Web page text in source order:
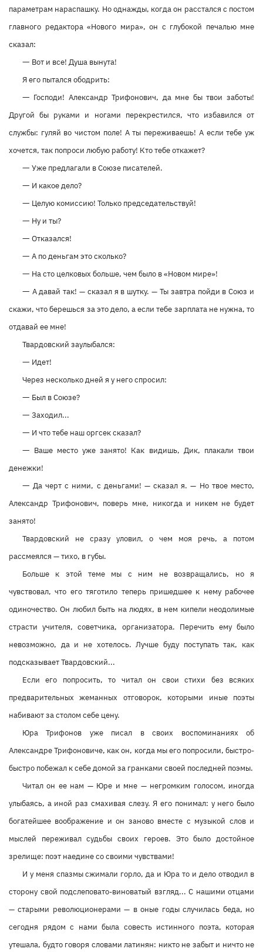
параметрам нараспашку. Но однажды, когда он расстался с постом
главного редактора «Нового мира», он с глубокой печалью мне
сказал:
— Вот и все! Душа вынута!
Я его пытался ободрить:
— Господи! Александр Трифонович, да мне бы твои заботы!
Другой бы руками и ногами перекрестился, что избавился от
службы: гуляй во чистом поле! А ты переживаешь! А если тебе уж
хочется, так попроси любую работу! Кто тебе откажет?
— Уже предлагали в Союзе писателей.
— И какое дело?
— Целую комиссию! Только председательствуй!
— Ну и ты?
— Отказался!
— А по деньгам это сколько?
— На сто целковых больше, чем было в «Новом мире»!
— А давай так! — сказал я в шутку. — Ты завтра пойди в Союз и
скажи, что берешься за это дело, а если тебе зарплата не нужна, то
отдавай ее мне!
Твардовский заулыбался:
— Идет!
Через несколько дней я у него спросил:
— Был в Союзе?
— Заходил...
— И что тебе наш оргсек сказал?
— Ваше место уже занято! Как видишь, Дик, плакали твои
денежки!
— Да черт с ними, с деньгами! — сказал я. — Но твое место,
Александр Трифонович, поверь мне, никогда и никем не будет
занято!
Твардовский не сразу уловил, о чем моя речь, а потом
рассмеялся — тихо, в губы.
Больше к этой теме мы с ним не возвращались, но я
чувствовал, что его тяготило теперь пришедшее к нему рабочее
одиночество. Он любил быть на людях, в нем кипели неодолимые
страсти учителя, советчика, организатора. Перечить ему было
невозможно, да и не хотелось. Лучше буду поступать так, как
подсказывает Твардовский...
Если его попросить, то читал он свои стихи без всяких
предварительных жеманных отговорок, которыми иные поэты
набивают за столом себе цену.
Юра Трифонов уже писал в своих воспоминаниях об
Александре Трифоновиче, как он, когда мы его попросили, быстро-
быстро побежал к себе домой за гранками своей последней поэмы.
Читал он ее нам — Юре и мне — негромким голосом, иногда
улыбаясь, а иной раз смахивая слезу. Я его понимал: у него было
богатейшее воображение и он заново вместе с музыкой слов и
мыслей переживал судьбы своих героев. Это было достойное
зрелище: поэт наедине со своими чувствами!
И у меня спазмы сжимали горло, да и Юра то и дело отводил в
сторону свой подслеповато-виноватый взгляд... С нашими отцами
— старыми революционерами — в оные годы случилась беда, но
сегодня рядом с нами была совесть истинного поэта, которая
утешала, будто говоря словами латинян: никто не забыт и ничто не